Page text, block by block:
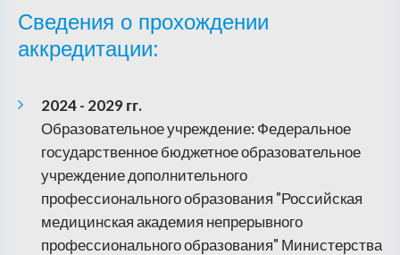
Сведения о прохождении
аккредитации:
2024 - 2029 гг.
Образовательное учреждение: Федеральное
государственное бюджетное образовательное
учреждение дополнительного
профессионального образования "Российская
медицинская академия непрерывного
профессионального образования" Министерства